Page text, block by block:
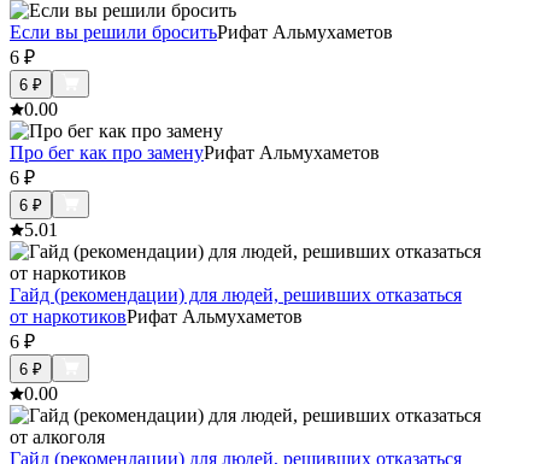
Если вы решили броситьРифат Альмухаметов
6 ₽
6 ₽
0.00
Про бег как про заменуРифат Альмухаметов
6 ₽
6 ₽
5.01
Гайд (рекомендации) для людей, решивших отказаться
от наркотиковРифат Альмухаметов
6 ₽
6 ₽
0.00
Гайд (рекомендации) для людей, решивших отказаться